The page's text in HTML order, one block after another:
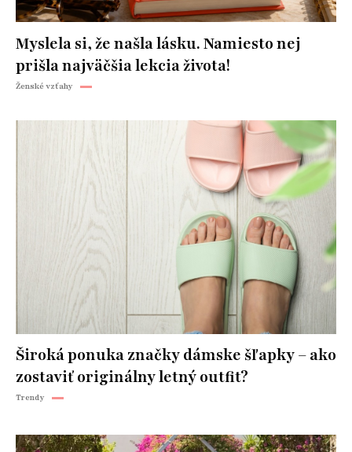
Myslela si, že našla lásku. Namiesto nej
prišla najväčšia lekcia života!
Ženské vzťahy
Široká ponuka značky dámske šľapky – ako
zostaviť originálny letný outfit?
Trendy